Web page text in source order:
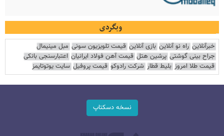
وبگردی
خبرآنلاین راه نو آنلاین بازی آنلاین قیمت تلویزیون سونی مبل مینیمال
جراح بینی گوشتی پرشین هتل قیمت آهن فولاد ایرانیان اعتبارسنجی بانکی
قیمت طلا امروز بلیط قطار شرکت رادوکو قیمت پروفیل سایت یوتوتایمز
نسخه دسکتاپ